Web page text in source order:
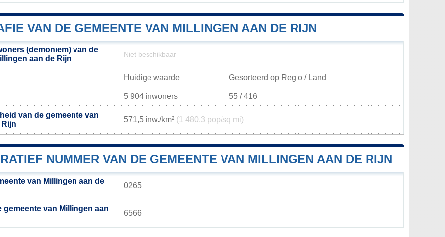
VAN DE GEMEENTE VAN MILLINGEN AAN DE RIJN
(demoniem) van de
aan de Rijn
Niet beschikbaar
Huidige waarde Gesorteerd op Regio / Land
5 904 inwoners 55 / 416
van de gemeente van
Rijn
571,5 inw./km² (1 480,3 pop/sq mi)
NUMMER VAN DE GEMEENTE VAN MILLINGEN AAN DE RIJN
van Millingen aan de
0265
gemeente van Millingen aan
6566